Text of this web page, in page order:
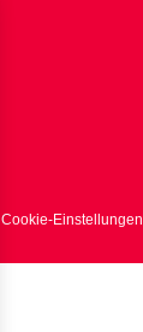
Cookie-Einstellungen